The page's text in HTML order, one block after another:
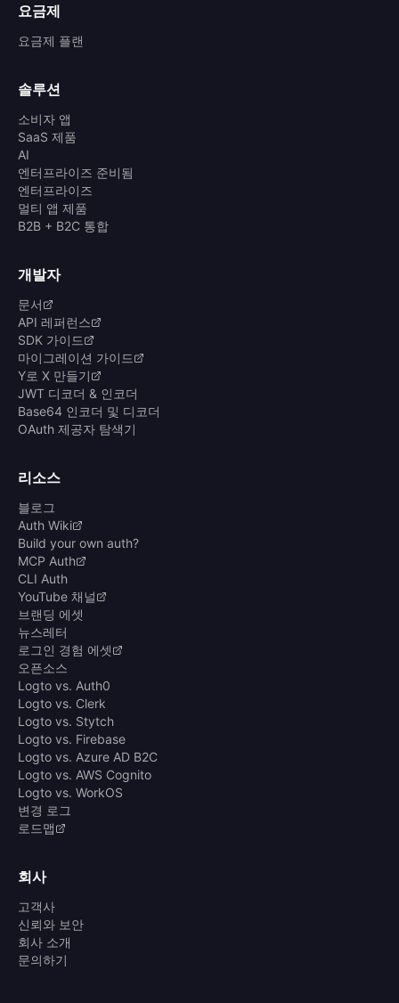
요금제
요금제 플랜
솔루션
소비자 앱
SaaS 제품
AI
엔터프라이즈 준비됨
엔터프라이즈
멀티 앱 제품
B2B + B2C 통합
개발자
문서
API 레퍼런스
SDK 가이드
마이그레이션 가이드
Y로 X 만들기
JWT 디코더 & 인코더
Base64 인코더 및 디코더
OAuth 제공자 탐색기
리소스
블로그
Auth Wiki
Build your own auth?
MCP Auth
CLI Auth
YouTube 채널
브랜딩 에셋
뉴스레터
로그인 경험 에셋
오픈소스
Logto vs. Auth0
Logto vs. Clerk
Logto vs. Stytch
Logto vs. Firebase
Logto vs. Azure AD B2C
Logto vs. AWS Cognito
Logto vs. WorkOS
변경 로그
로드맵
회사
고객사
신뢰와 보안
회사 소개
문의하기